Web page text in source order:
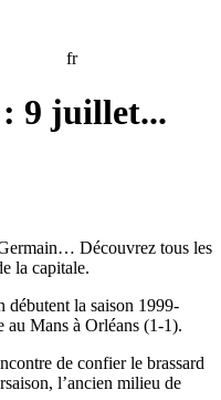
fr
9 juillet...
Découvrez tous les
la capitale.
la saison 1999-
au Mans à Orléans (1-1).
de confier le brassard
l’ancien milieu de